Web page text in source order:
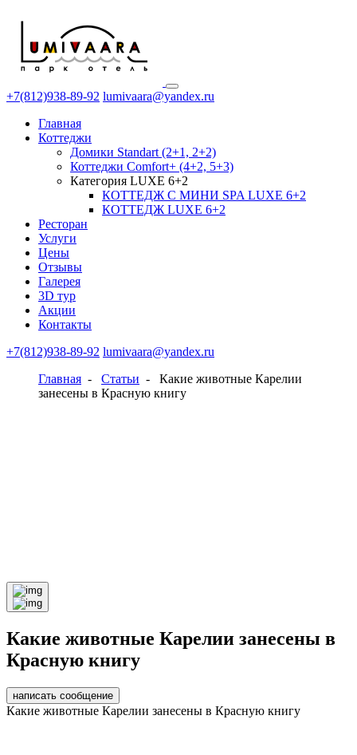
+7(812)938-89-92 lumivaara@yandex.ru
Главная
Коттеджи
Домики Standart (2+1, 2+2)
Коттеджи Comfort+ (4+2, 5+3)
Категория LUXE 6+2
КОТТЕДЖ С МИНИ SPA LUXE 6+2
КОТТЕДЖ LUXE 6+2
Ресторан
Услуги
Цены
Отзывы
Галерея
3D тур
Акции
Контакты
+7(812)938-89-92 lumivaara@yandex.ru
Главная - Статьи - Какие животные Карелии
занесены в Красную книгу
Какие животные Карелии занесены в
Красную книгу
написать сообщение
Какие животные Карелии занесены в Красную книгу